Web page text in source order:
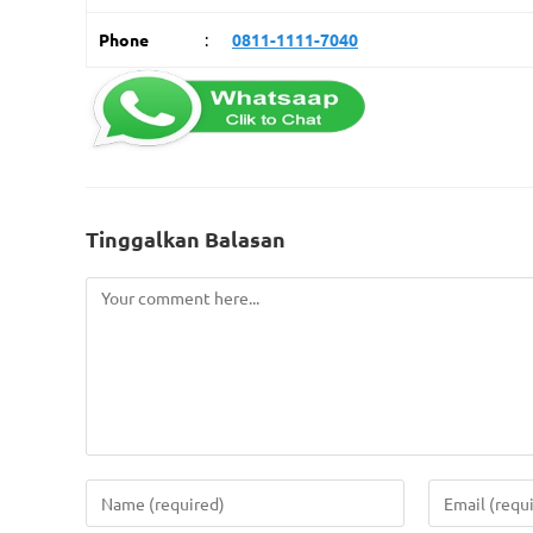
Phone : 0811-1111-7040
Tinggalkan Balasan
Address:
Wing IV, Jl. Dr. Setiabudhi
Bandung 40559
fei.training.bandung@gmail.com
Website: